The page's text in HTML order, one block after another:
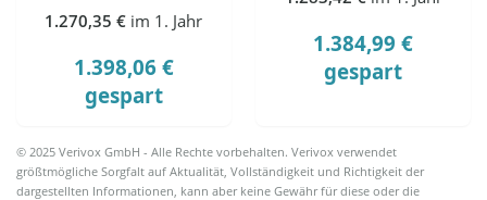
1.270,35 € im 1. Jahr
1.398,06 €
gespart
1.384,99 €
gespart
© 2025 Verivox GmbH - Alle Rechte vorbehalten. Verivox verwendet
größtmögliche Sorgfalt auf Aktualität, Vollständigkeit und Richtigkeit der
dargestellten Informationen, kann aber keine Gewähr für diese oder die